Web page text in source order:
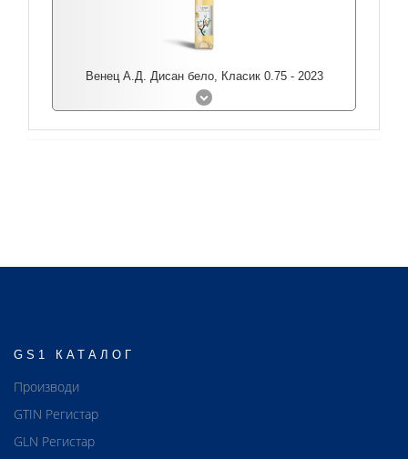
Венец А.Д. Дисан бело, Класик 0.75 - 2023
GS1 КАТАЛОГ
Производи
GTIN Регистар
GLN Регистар